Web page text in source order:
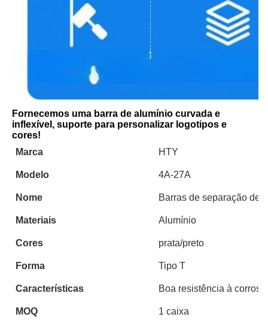
Fornecemos uma barra de alumínio curvada e
inflexível, suporte para personalizar logotipos e
cores!
Marca
HTY
Modelo 4A-27A
Nome Barras de separação de
Materiais Alumínio
Cores prata/preto
Forma Tipo T
Características Boa resistência à
MOQ 1 caixa